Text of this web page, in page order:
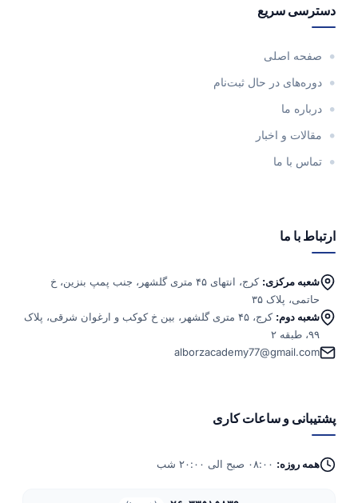
دسترسی سریع
صفحه اصلی
دوره‌های در حال ثبت‌نام
درباره ما
مقالات و اخبار
تماس با ما
ارتباط با ما
شعبه مرکزی:
کرج، انتهای ۴۵ متری گلشهر، جنب پمپ بنزین، خ
حاتمی، پلاک ۳۵
شعبه دوم:
کرج، ۴۵ متری گلشهر، بین خ کوکب و ارغوان شرقی، پلاک
۹۹، طبقه ۲
alborzacademy77@gmail.com
پشتیبانی و ساعات کاری
همه روزه: